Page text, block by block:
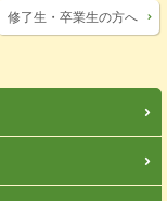
修了生・卒業生の方へ